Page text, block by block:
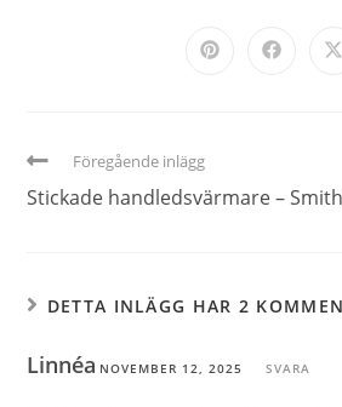
Föregående inlägg
Stickade handledsvärmare –
DETTA INLÄGG HAR 2
Linnéa NOVEMBER 12, 2025 SVARA